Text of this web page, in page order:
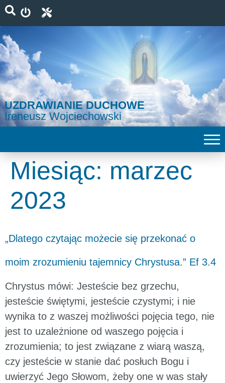
UZDRAWIANIE DUCHOWE
Ireneusz Wojciechowski
Miesiąc: marzec
2023
„Dlatego czytając możecie się przekonać o
moim zrozumieniu tajemnicy Chrystusa.” Ef 3.4
Chrystus mówi: Jesteście bez grzechu,
jesteście świętymi, jesteście czystymi; i nie
wynika to z waszej możliwości pojęcia tego, nie
jest to uzależnione od waszego pojęcia i
zrozumienia; to jest związane z wiarą waszą,
czy jesteście w stanie dać posłuch Bogu i
uwierzyć Jego Słowom, żeby one w was stały